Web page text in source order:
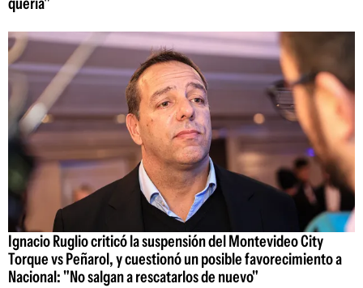
Ignacio Ruglio criticó la suspensión del Montevideo City
Torque vs Peñarol, y cuestionó un posible favorecimiento a
Nacional: "No salgan a rescatarlos de nuevo"